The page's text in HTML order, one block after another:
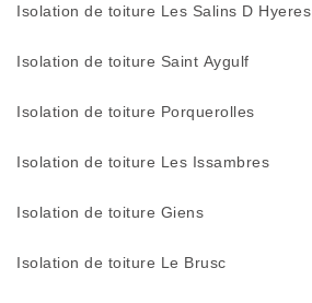
Isolation de toiture Les Salins D Hyeres
Isolation de toiture Saint Aygulf
Isolation de toiture Porquerolles
Isolation de toiture Les Issambres
Isolation de toiture Giens
Isolation de toiture Le Brusc